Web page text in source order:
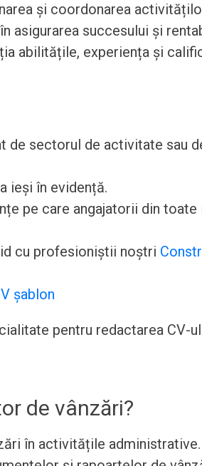
și coordonarea
asigurarea succesului și
abilitățile, experiența și
de sectorul de activitate sau
ieși în evidență.
pe care angajatorii din toate
cu profesioniștii noștri
șablon
pentru redactarea CV-
de vânzări?
în activitățile administrative.